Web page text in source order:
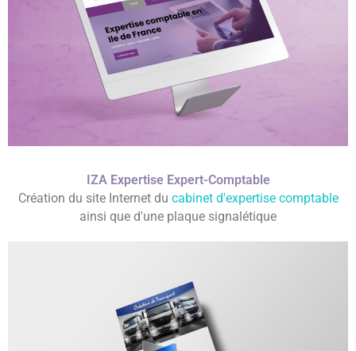
IZA Expertise Expert-Comptable
Création du site Internet du cabinet d'expertise comptable
ainsi que d'une plaque signalétique